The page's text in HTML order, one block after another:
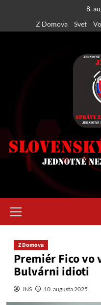
content
8.
Z Domova
Svet
Menu
Z Domova
Premiér Fico vo
Bulvárni idioti
JNS 10. augusta 2025